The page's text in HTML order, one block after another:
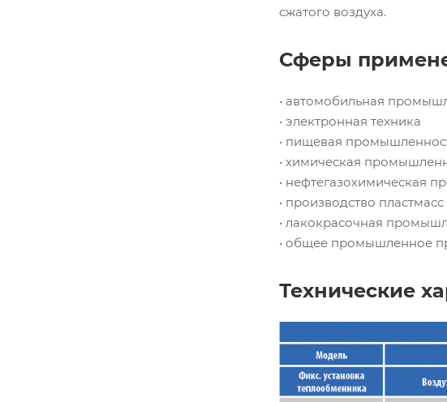
сжатого воздуха.
Сферы
• автомобильная
• электронная техника
• пищевая
• химическая
• нефтегазохимическая
• производство пластмасс
• лакокрасочная
• общее промышленное
Технические